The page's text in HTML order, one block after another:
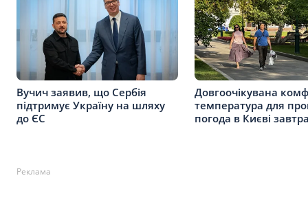
Вучич заявив, що Сербія
підтримує Україну на шляху
до ЄС
Довгоочікувана
температура для
погода в Києві
Реклама